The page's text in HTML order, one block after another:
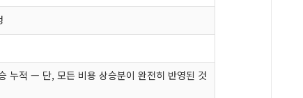
누적 — 단, 모든 비용 상승분이 완전히 반영된 것